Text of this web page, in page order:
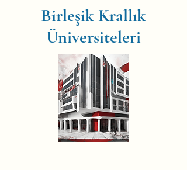
Birleşik Krallık
Üniversiteleri